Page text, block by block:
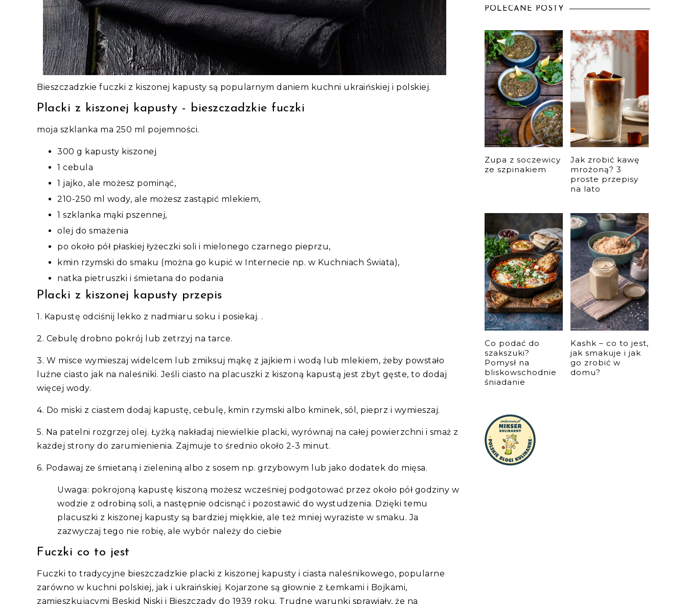
Bieszczadzkie fuczki z kiszonej kapusty są popularnym daniem kuchni ukraińskiej i polskiej.
Placki z kiszonej kapusty - bieszczadzkie fuczki
moja szklanka ma 250 ml pojemności.
300 g kapusty kiszonej
1 cebula
1 jajko, ale możesz pominąć,
210-250 ml wody, ale możesz zastąpić mlekiem,
1 szklanka mąki pszennej,
olej do smażenia
po około pół płaskiej łyżeczki soli i mielonego czarnego pieprzu,
kmin rzymski do smaku (można go kupić w Internecie np. w Kuchniach Świata),
natka pietruszki i śmietana do podania
Placki z kiszonej kapusty przepis
1. Kapustę odciśnij lekko z nadmiaru soku i posiekaj. .
2. Cebulę drobno pokrój lub zetrzyj na tarce.
3. W misce wymieszaj widelcem lub zmiksuj mąkę z jajkiem i wodą lub mlekiem, żeby powstało
luźne ciasto jak na naleśniki. Jeśli ciasto na placuszki z kiszoną kapustą jest zbyt gęste, to dodaj
więcej wody.
4. Do miski z ciastem dodaj kapustę, cebulę, kmin rzymski albo kminek, sól, pieprz i wymieszaj.
5. Na patelni rozgrzej olej. Łyżką nakładaj niewielkie placki, wyrównaj na całej powierzchni i smaż z
każdej strony do zarumienienia. Zajmuje to średnio około 2-3 minut.
6. Podawaj ze śmietaną i zieleniną albo z sosem np. grzybowym lub jako dodatek do mięsa.
Uwaga: pokrojoną kapustę kiszoną możesz wcześniej podgotować przez około pół godziny w
wodzie z odrobiną soli, a następnie odcisnąć i pozostawić do wystudzenia. Dzięki temu
placuszki z kiszonej kapusty są bardziej miękkie, ale też mniej wyraziste w smaku. Ja
zazwyczaj tego nie robię, ale wybór należy do ciebie
Fuczki co to jest
Fuczki to tradycyjne bieszczadzkie placki z kiszonej kapusty i ciasta naleśnikowego, popularne
zarówno w kuchni polskiej, jak i ukraińskiej. Kojarzone są głownie z Łemkami i Bojkami,
zamieszkującymi Beskid Niski i Bieszczady do 1939 roku. Trudne warunki sprawiały, że na
POLECANE POSTY
Zupa z soczewicy
ze szpinakiem
Jak zrobić kawę
mrożoną? 3
proste przepisy
na lato
Co podać do
szakszuki?
Pomysł na
bliskowschodnie
śniadanie
Kashk – co to jest,
jak smakuje i jak
go zrobić w
domu?